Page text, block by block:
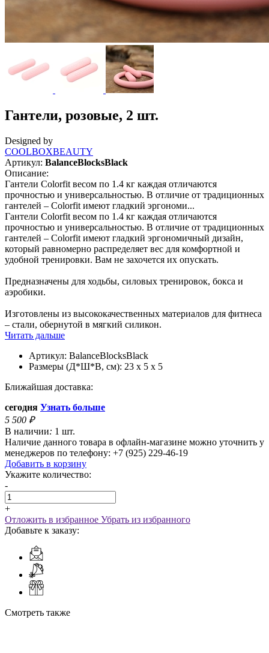
Гантели, розовые, 2 шт.
Designed by
COOLBOXBEAUTY
Артикул: BalanceBlocksBlack
Описание:
Гантели Colorfit весом по 1.4 кг каждая отличаются
прочностью и универсальностью. В отличие от традиционных
гантелей – Colorfit имеют гладкий эргономи...
Гантели Colorfit весом по 1.4 кг каждая отличаются
прочностью и универсальностью. В отличие от традиционных
гантелей – Colorfit имеют гладкий эргономичный дизайн,
который равномерно распределяет вес для комфортной и
удобной тренировки. Вам не захочется их опускать.
Предназначены для ходьбы, силовых тренировок, бокса и
аэробики.
Изготовлены из высококачественных материалов для фитнеса
– стали, обернутой в мягкий силикон.
Читать дальше
Артикул: BalanceBlocksBlack
Размеры (Д*Ш*В, см): 23 х 5 х 5
Ближайшая доставка:
сегодня Узнать больше
5 500 ₽
В наличии: 1 шт.
Наличие данного товара в офлайн-магазине можно уточнить у
менеджеров по телефону: +7 (925) 229-46-19
Добавить в корзину
Укажите количество:
-
+
Отложить в избранное Убрать из избранного
Добавьте к заказу:
Смотреть также